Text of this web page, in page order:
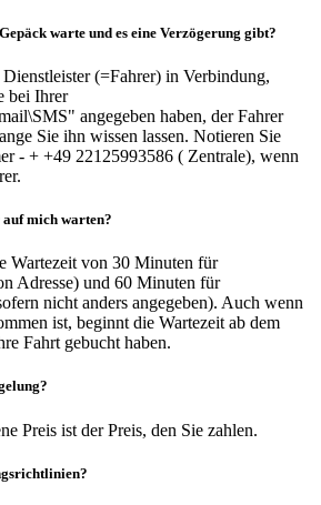
warte und es eine Verzögerung gibt?
(=Fahrer) in Verbindung,
bei Ihrer
angegeben haben, der Fahrer
Sie ihn wissen lassen. Notieren Sie
- + +49 22125993586 ( Zentrale), wenn
mich warten?
Wartezeit von 30 Minuten für
Adresse) und 60 Minuten für
nicht anders angegeben). Auch wenn
ist, beginnt die Wartezeit ab dem
Fahrt gebucht haben.
Preis ist der Preis, den Sie zahlen.